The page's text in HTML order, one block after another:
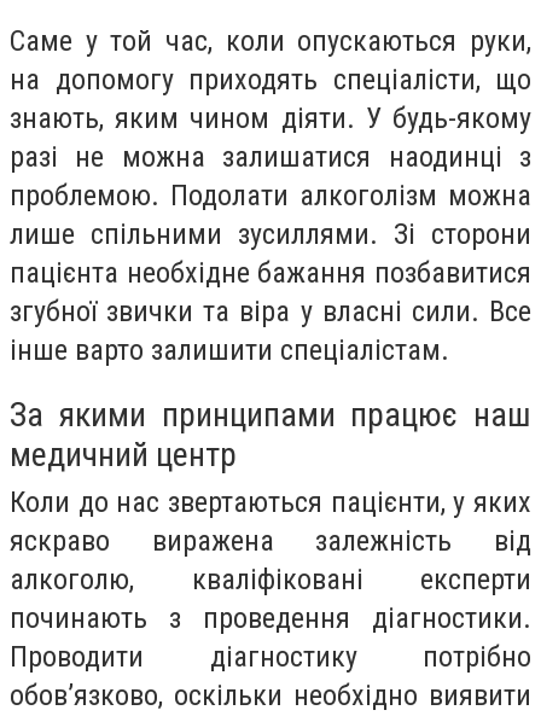
Саме у той час, коли опускаються руки,
на допомогу приходять спеціалісти, що
знають, яким чином діяти. У будь-якому
разі не можна залишатися наодинці з
проблемою. Подолати алкоголізм можна
лише спільними зусиллями. Зі сторони
пацієнта необхідне бажання позбавитися
згубної звички та віра у власні сили. Все
інше варто залишити спеціалістам.
За якими принципами працює наш
медичний центр
Коли до нас звертаються пацієнти, у яких
яскраво виражена залежність від
алкоголю, кваліфіковані експерти
починають з проведення діагностики.
Проводити діагностику потрібно
обов’язково, оскільки необхідно виявити